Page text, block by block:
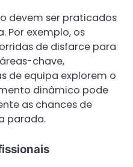
devem ser praticados
Por exemplo, os
de disfarce para
chave,
de equipa explorem o
dinâmico pode
as chances de
parada.